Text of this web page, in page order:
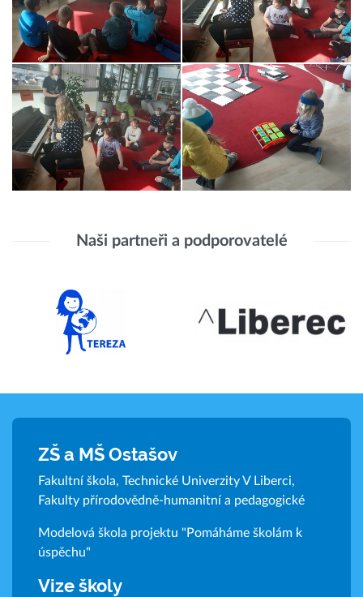
Naši partneři a podporovatelé
ZŠ a MŠ Ostašov
Fakultní škola, Technické Univerzity V Liberci,
Fakulty přírodovědně-humanitní a pedagogické
Modelová škola projektu "Pomáháme školám k
úspěchu"
Vize školy